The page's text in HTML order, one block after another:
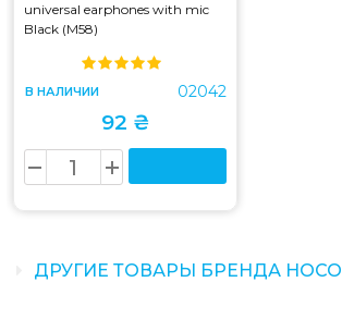
universal earphones with mic
Black (M58)
В НАЛИЧИИ 02042
92 ₴
ДРУГИЕ ТОВАРЫ БРЕНДА HOCO